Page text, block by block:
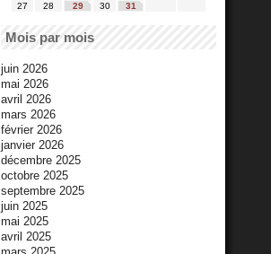
27
28 29 30 31
Mois par mois
juin 2026
mai 2026
avril 2026
mars 2026
février 2026
janvier 2026
décembre 2025
octobre 2025
septembre 2025
juin 2025
mai 2025
avril 2025